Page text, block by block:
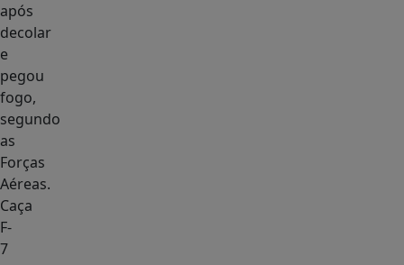
após
decolar
e
pegou
fogo,
segundo
as
Forças
Aéreas.
Caça
F-
7